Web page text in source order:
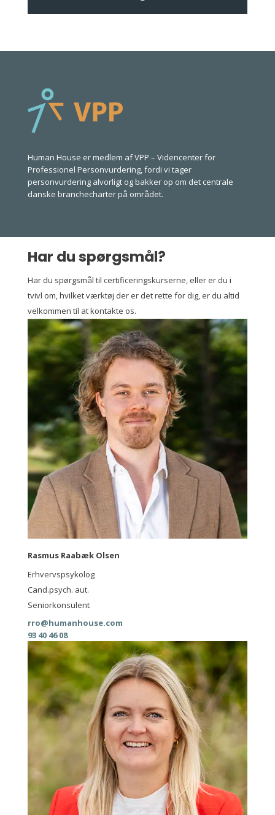
Human House er medlem af VPP – Videncenter for
Professionel Personvurdering, fordi vi tager
personvurdering alvorligt og bakker op om det centrale
danske branchecharter på området.
Har du spørgsmål?
Rasmus Raabæk Olsen
Erhvervspsykolog
Cand.psych. aut.
Seniorkonsulent
rro@humanhouse.com
93 40 46 08
Har du spørgsmål til certificeringskurserne, eller er du i
tvivl om, hvilket værktøj der er det rette for dig, er du altid
velkommen til at kontakte os.